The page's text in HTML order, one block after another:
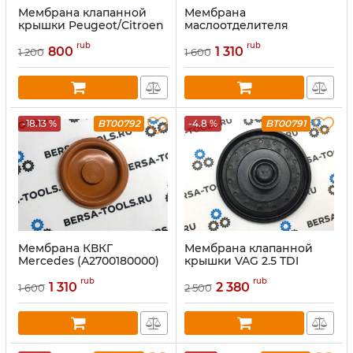
Мембрана клапанной
крышки Peugeot/Citroen
1 200 800 rub
Мембрана
маслоотделителя
(A2760100331)
1 600 1 310 rub
-18.13 % BT00792
Мембрана КВКГ
Mercedes (A2700180000)
1 600 1 310 rub
-4.8 % BT00791
Мембрана клапанной
крышки VAG 2.5 TDI
07Z103503H
2 500 2 380 rub